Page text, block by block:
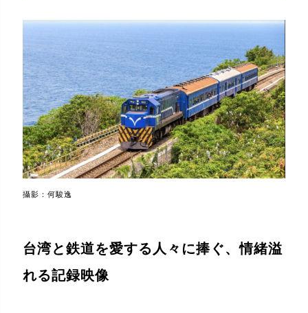
攝影：何駿逸
台湾と鉄道を愛する人々に捧ぐ、情緒溢
れる記録映像